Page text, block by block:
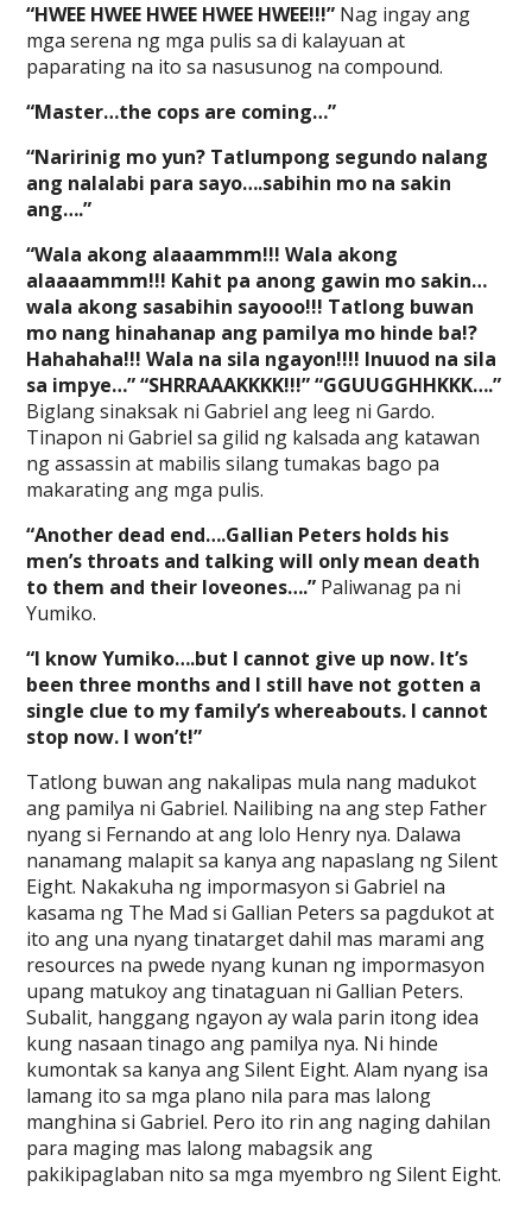
“HWEE HWEE HWEE HWEE HWEE!!!” Nag ingay ang
mga serena ng mga pulis sa di kalayuan at
paparating na ito sa nasusunog na compound.
“Master…the cops are coming…”
“Naririnig mo yun? Tatlumpong segundo nalang
ang nalalabi para sayo….sabihin mo na sakin
ang….”
“Wala akong alaaammm!!! Wala akong
alaaaammm!!! Kahit pa anong gawin mo sakin…
wala akong sasabihin sayooo!!! Tatlong buwan
mo nang hinahanap ang pamilya mo hinde ba!?
Hahahaha!!! Wala na sila ngayon!!!! Inuuod na sila
sa impye…” “SHRRAAAKKKK!!!” “GGUUGGHHKKK….”
Biglang sinaksak ni Gabriel ang leeg ni Gardo.
Tinapon ni Gabriel sa gilid ng kalsada ang katawan
ng assassin at mabilis silang tumakas bago pa
makarating ang mga pulis.
“Another dead end….Gallian Peters holds his
men’s throats and talking will only mean death
to them and their loveones….” Paliwanag pa ni
Yumiko.
“I know Yumiko….but I cannot give up now. It’s
been three months and I still have not gotten a
single clue to my family’s whereabouts. I cannot
stop now. I won’t!”
Tatlong buwan ang nakalipas mula nang madukot
ang pamilya ni Gabriel. Nailibing na ang step Father
nyang si Fernando at ang lolo Henry nya. Dalawa
nanamang malapit sa kanya ang napaslang ng Silent
Eight. Nakakuha ng impormasyon si Gabriel na
kasama ng The Mad si Gallian Peters sa pagdukot at
ito ang una nyang tinatarget dahil mas marami ang
resources na pwede nyang kunan ng impormasyon
upang matukoy ang tinataguan ni Gallian Peters.
Subalit, hanggang ngayon ay wala parin itong idea
kung nasaan tinago ang pamilya nya. Ni hinde
kumontak sa kanya ang Silent Eight. Alam nyang isa
lamang ito sa mga plano nila para mas lalong
manghina si Gabriel. Pero ito rin ang naging dahilan
para maging mas lalong mabagsik ang
pakikipaglaban nito sa mga myembro ng Silent Eight.